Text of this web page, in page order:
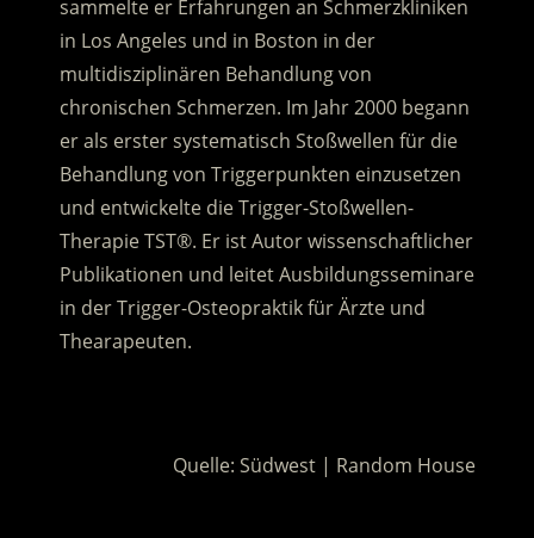
sammelte er Erfahrungen an Schmerzkliniken
in Los Angeles und in Boston in der
multidisziplinären Behandlung von
chronischen Schmerzen. Im Jahr 2000 begann
er als erster systematisch Stoßwellen für die
Behandlung von Triggerpunkten einzusetzen
und entwickelte die Trigger-Stoßwellen-
Therapie TST®. Er ist Autor wissenschaftlicher
Publikationen und leitet Ausbildungsseminare
in der Trigger-Osteopraktik für Ärzte und
Thearapeuten.
Quelle: Südwest | Random House